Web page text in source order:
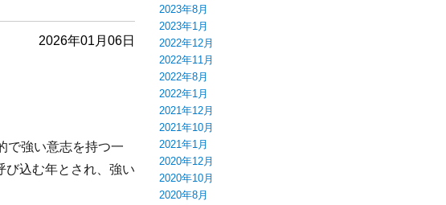
2026年01月06日
で強い意志を持つ一
び込む年とされ、強い
2023年8月
2023年1月
2022年12月
2022年11月
2022年8月
2022年1月
2021年12月
2021年10月
2021年1月
2020年12月
2020年10月
2020年8月